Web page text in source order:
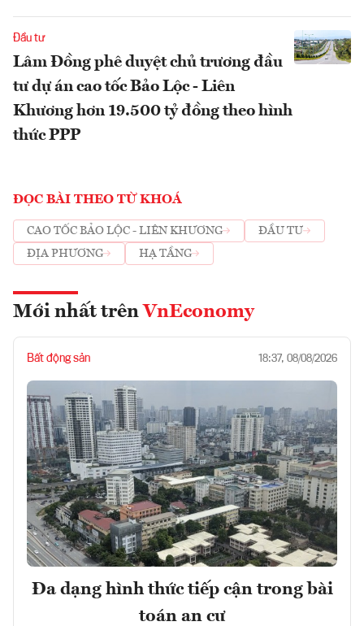
Đầu tư
Lâm Đồng phê duyệt chủ trương đầu
tư dự án cao tốc Bảo Lộc - Liên
Khương hơn 19.500 tỷ đồng theo hình
thức PPP
ĐỌC BÀI THEO TỪ KHOÁ
CAO TỐC BẢO LỘC - LIÊN KHƯƠNG
ĐẦU TƯ
ĐỊA PHƯƠNG
HẠ TẦNG
Mới nhất trên VnEconomy
Bất động sản 18:37, 08/08/2026
Đa dạng hình thức tiếp cận trong bài
toán an cư